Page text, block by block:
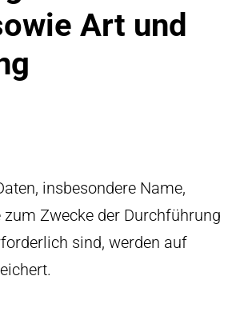
Art und
insbesondere Name,
Zwecke der Durchführung
sind, werden auf